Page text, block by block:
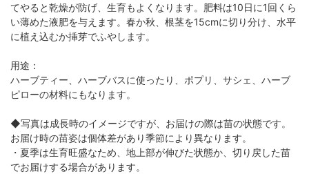
てやると乾燥が防げ、生育もよくなります。肥料は10日に1回くら
い薄めた液肥を与えます。春か秋、根茎を15cmに切り分け、水平
に植え込むか挿芽でふやします。
用途：
ハーブティー、ハーブバスに使ったり、ポプリ、サシェ、ハーブ
ピローの材料にもなります。
◆写真は成長時のイメージですが、お届けの際は苗の状態です。
お届け時の苗姿は個体差があり季節により異なります。
・夏季は生育旺盛なため、地上部が伸びた状態か、切り戻した苗
でお届けする場合があります。